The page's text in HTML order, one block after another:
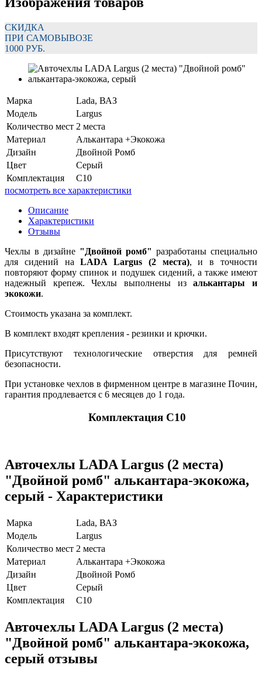
СКИДКА
ПРИ САМОВЫВОЗЕ
1000 РУБ.
Марка
Lada, ВАЗ
Модель
Largus
Количество мест 2 места
Материал
Алькантара +Экокожа
Дизайн
Двойной Ромб
Цвет
Серый
Комплектация
C10
посмотреть все характеристики
Описание
Характеристики
Отзывы
Чехлы в дизайне "Двойной ромб" разработаны специально
для сидений наLADA Largus (2 места), и в точности
повторяют форму спинок и подушек сидений, а также имеют
надежный крепеж. Чехлы выполнены изалькантары и
экокожи.
Стоимость указана за комплект.
В комплект входят крепления - резинки и крючки.
Присутствуют технологические отверстия для ремней
безопасности.
При установке чехлов в фирменном центре в магазине Почин,
гарантия продлевается с 6 месяцев до 1 года.
Комплектация C10
Авточехлы LADA Largus (2 места)
"Двойной ромб" алькантара-экокожа,
серый - Характеристики
Марка
Lada, ВАЗ
Модель
Largus
Количество мест 2 места
Материал
Алькантара +Экокожа
Дизайн
Двойной Ромб
Цвет
Серый
Комплектация
C10
Авточехлы LADA Largus (2 места)
"Двойной ромб" алькантара-экокожа,
серый отзывы